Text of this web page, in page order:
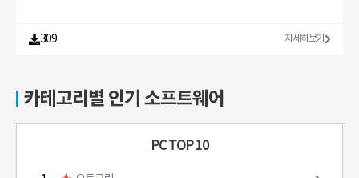
309 자세히보기
카테고리별 인기 소프트웨어
PC TOP 10